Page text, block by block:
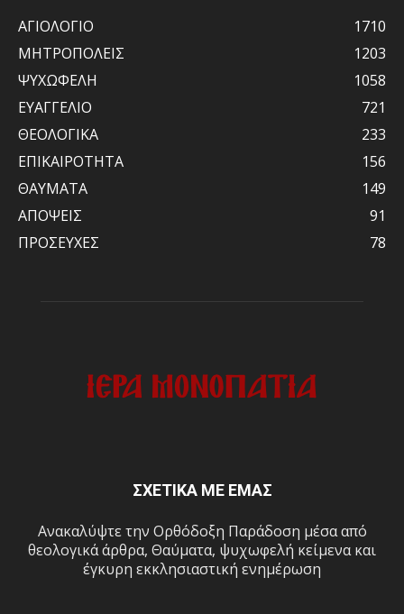
ΑΓΙΟΛΟΓΙΟ
1710
ΜΗΤΡΟΠΟΛΕΙΣ
1203
ΨΥΧΩΦΕΛΗ
1058
ΕΥΑΓΓΕΛΙΟ
721
ΘΕΟΛΟΓΙΚΑ
233
ΕΠΙΚΑΙΡΟΤΗΤΑ
156
ΘΑΥΜΑΤΑ
149
ΑΠΟΨΕΙΣ
91
ΠΡΟΣΕΥΧΕΣ
78
ΣΧΕΤΙΚΑ ΜΕ ΕΜΑΣ
Ανακαλύψτε την Ορθόδοξη Παράδοση μέσα από
θεολογικά άρθρα, Θαύματα, ψυχωφελή κείμενα και
έγκυρη εκκλησιαστική ενημέρωση